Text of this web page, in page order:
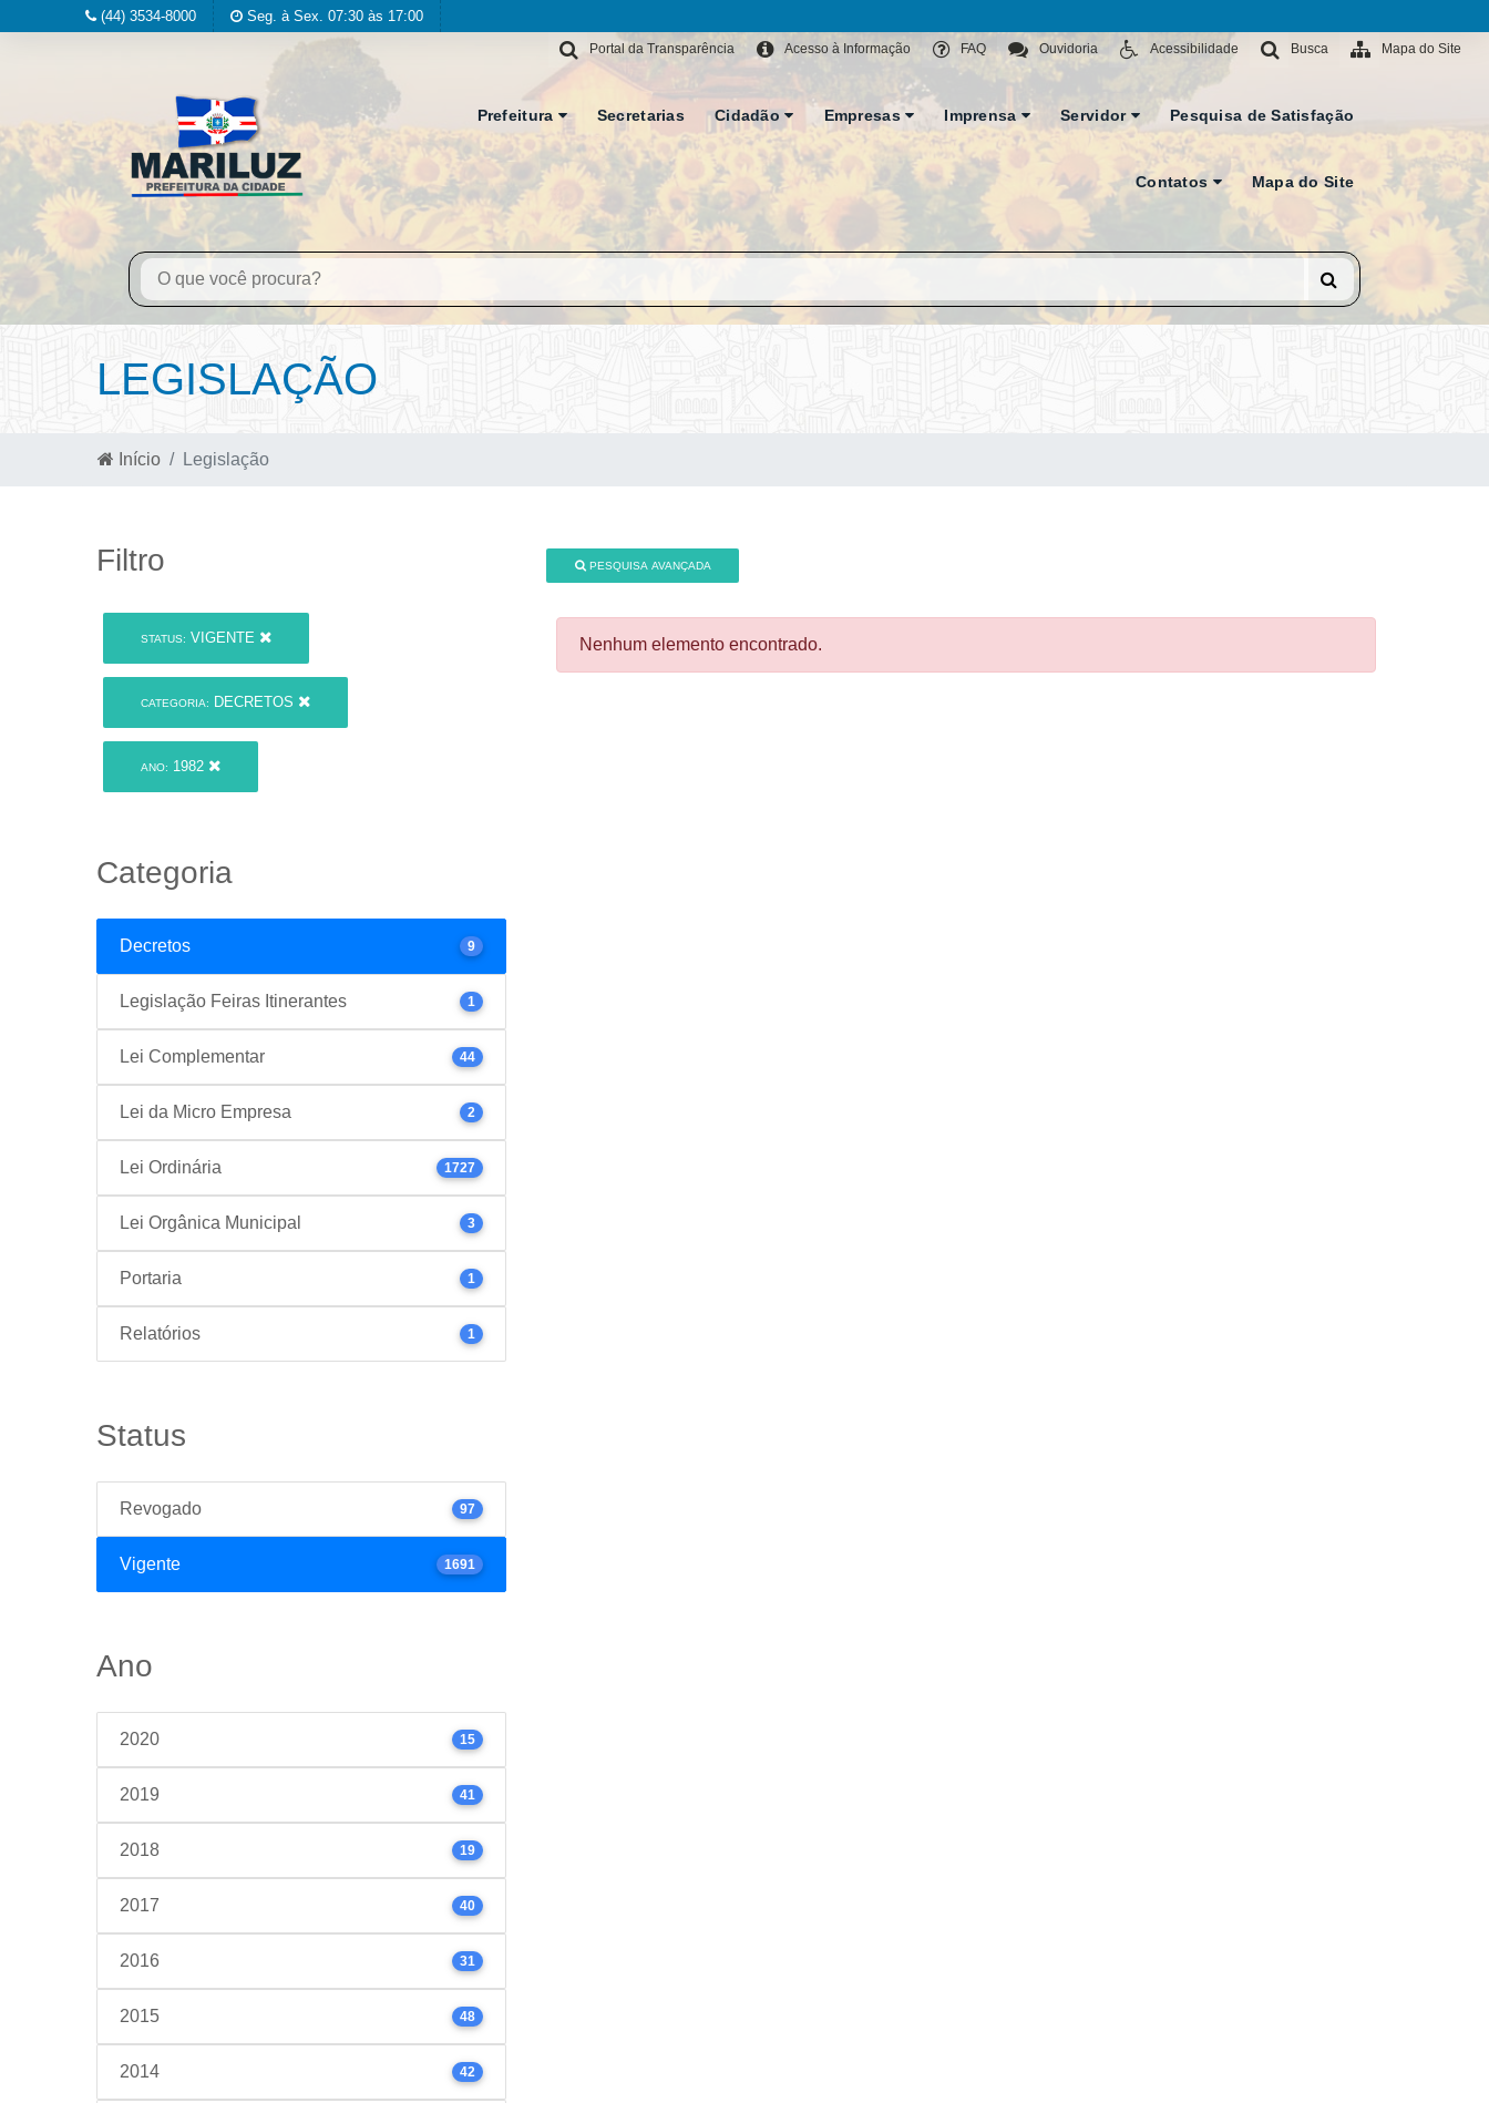
(44) 3534-8000 Seg. à Sex. 07:30 às 17:00
Mapa do Site
Busca
Acessibilidade
Ouvidoria
FAQ
Acesso à Informação
Portal da Transparência
Prefeitura Secretarias Cidadão Empresas Imprensa Servidor Pesquisa de Satisfação
Contatos Mapa do Site
LEGISLAÇÃO
Início Legislação
Filtro
STATUS: VIGENTE
CATEGORIA: DECRETOS
ANO: 1982
Categoria
Decretos 9
Legislação Feiras Itinerantes 1
Lei Complementar 44
Lei da Micro Empresa 2
Lei Ordinária 1727
Lei Orgânica Municipal 3
Portaria 1
Relatórios 1
Status
Revogado 97
Vigente 1691
Ano
2020 15
2019 41
2018 19
2017 40
2016 31
2015 48
2014 42
PESQUISA AVANÇADA
Nenhum elemento encontrado.